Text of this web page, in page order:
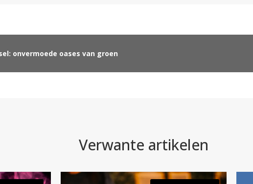
onvermoede oases van groen
Verwante artikelen